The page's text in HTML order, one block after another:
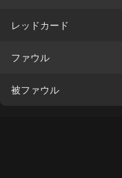
レッドカード
ファウル
被ファウル